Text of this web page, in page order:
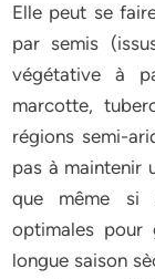
Elle peut se
par semis
végétative à
marcotte,
régions semi-
pas à maintenir
que même si
optimales pour
longue saison